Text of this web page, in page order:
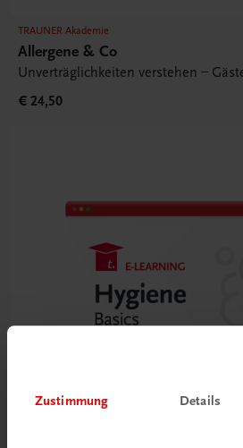
Zustimmung Details
TRAUNER Akademie
Allergene & Co
Unverträglichkeiten verstehen –
€ 24,50